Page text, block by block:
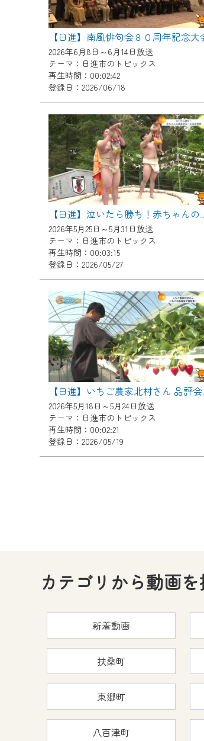
【日進】南風俳句会８０周年記念大
2026年6月8日～6月14日放送
テーマ：日進市のトピックス
再生時間：00:02:42
登録日：2026/06/18
【日進】泣いたら勝
2026年5月25日～5月31日放送
テーマ：日進市のトピックス
再生時間：00:03:15
登録日：2026/05/27
【日進
2026年5月18日～5月24日放送
テーマ：日進市のトピックス
再生時間：00:02:21
登録日：2026/05/19
カテゴリから動画
新着動画
扶桑町
東郷町
八百津町
※マイページへのロ
※MyIDとは、
IDはお客様が使っ
（GmailやYahooな
※マイページへのロ
※CCNetアプリをご
＜メンテナンス情報
CCNetWebTVのリ
日時 9/24 9:30～
作業の間は、
ご不便をおかけい